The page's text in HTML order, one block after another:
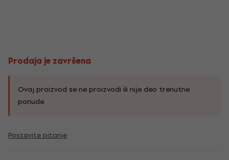
Prodaja je završena
Ovaj proizvod se ne proizvodi ili nije deo trenutne
ponude.
Postavite pitanje